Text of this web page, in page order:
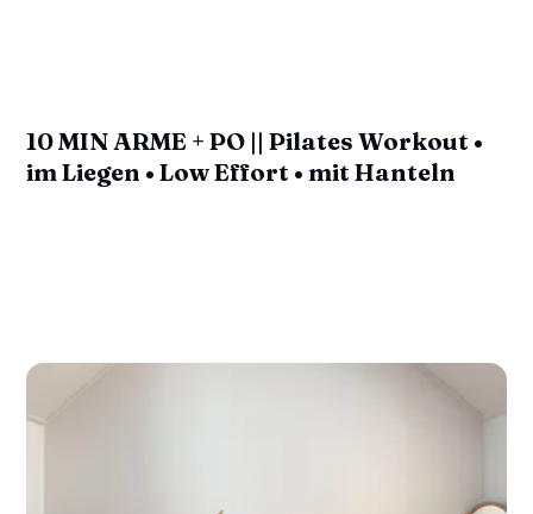
10 MIN ARME + PO || Pilates Workout •
im Liegen • Low Effort • mit Hanteln